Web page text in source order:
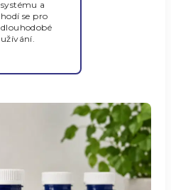
systému a
hodí se pro
dlouhodobé
užívání.